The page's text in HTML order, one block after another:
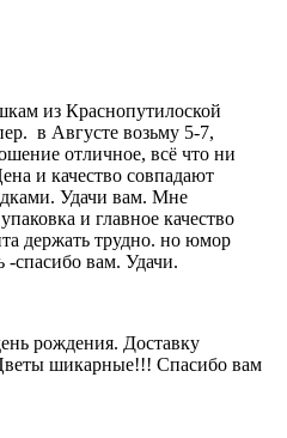
из Краснопутилоской
в Августе возьму 5-7,
отличное, всё что ни
и качество совпадают
Удачи вам. Мне
и главное качество
держать трудно. но юмор
-спасибо вам. Удачи.
рождения. Доставку
шикарные!!! Спасибо вам